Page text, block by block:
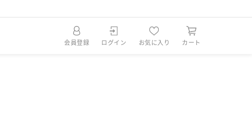
会員登録 ログイン お気に入り カート